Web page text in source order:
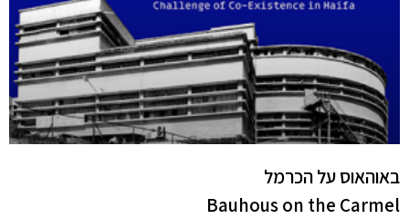
באוהאוס על הכרמל
Bauhous on the Carmel